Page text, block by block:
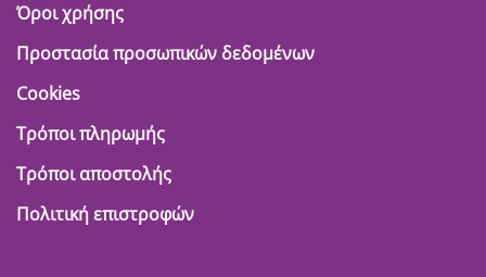
Όροι χρήσης
Προστασία προσωπικών δεδομένων
Cookies
Τρόποι πληρωμής
Τρόποι αποστολής
Πολιτική επιστροφών